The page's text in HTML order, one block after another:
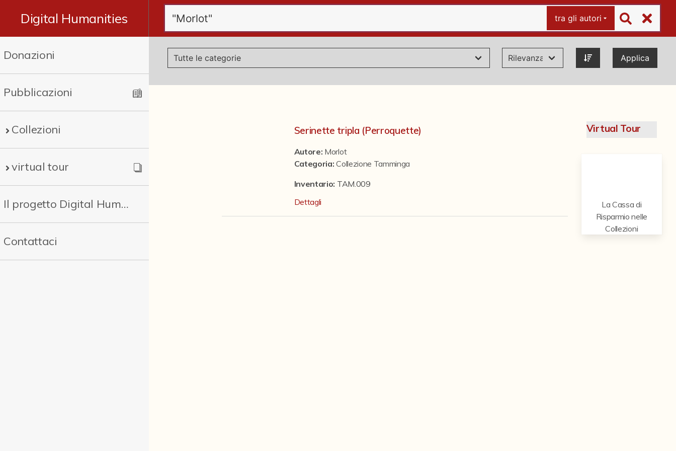
Digital Humanities
Donazioni
Pubblicazioni
Collezioni
virtual tour
Il progetto Digital Humanities
Contattaci
tra gli autori
Applica
Serinette tripla (Perroquette)
Autore: Morlot
Categoria:Collezione Tamminga
Inventario: TAM.009
Dettagli
Virtual Tour
La Cassa di
Risparmio nelle
Collezioni